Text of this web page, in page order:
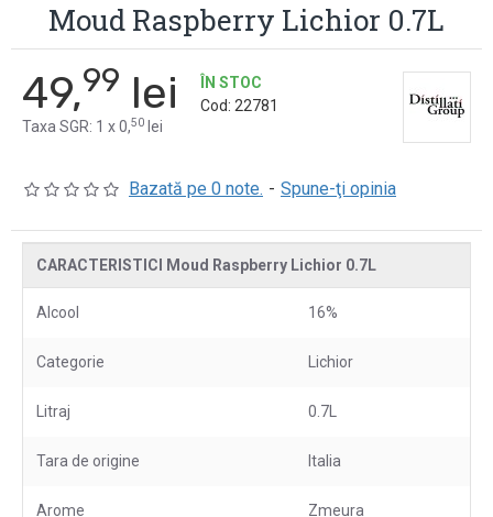
Moud Raspberry Lichior 0.7L
Bazată pe 0 note. - Spune-ţi opinia
49,99 lei
Taxa SGR: 1 x 0,50 lei
ÎN STOC
Cod: 22781
CARACTERISTICI Moud Raspberry Lichior 0.7L
Alcool 16%
Categorie Lichior
Litraj 0.7L
Tara de origine Italia
Arome Zmeura